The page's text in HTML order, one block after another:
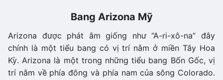
Bang Arizona Mỹ
Arizona được phát âm giống như “A-ri-xô-na” đây
chính là một tiểu bang có vị trí nằm ở miền Tây Hoa
Kỳ. Arizona là một trong những tiểu bang Bốn Gốc, vị
trí nằm về phía đông và phía nam của sông Colorado.